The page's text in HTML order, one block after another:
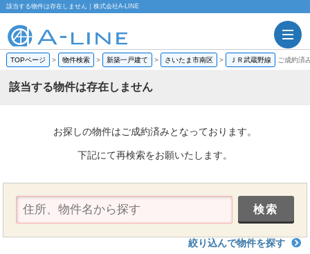
該当する物件は存在しません｜株式会社A-LINE
TOPページ > 物件検索 > 新築一戸建て > さいたま市南区 > ＪＲ武蔵野線 ご成約済
該当する物件は存在しません
お探しの物件はご成約済みとなっております。
下記にて再検索をお願いたします。
絞り込んで物件を探す